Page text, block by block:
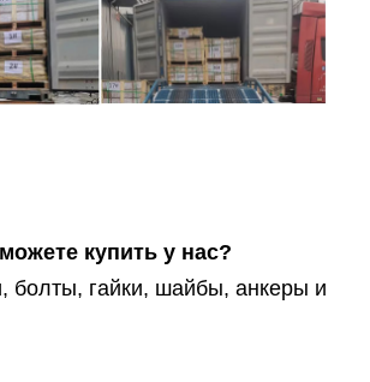
купить у нас?
болты, гайки, шайбы, анкеры и